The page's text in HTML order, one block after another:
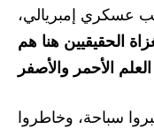
عسكري إمبريالي،
الحقيقيين هنا هم
الذين عبروا سباحة، وخاطروا